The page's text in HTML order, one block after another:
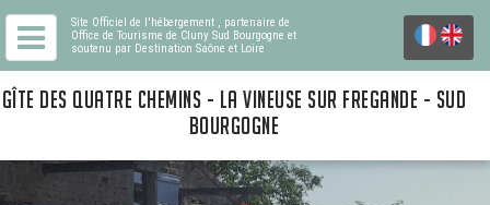
Site Officiel de l'hébergement , partenaire de
Office de Tourisme de Cluny Sud Bourgogne et
soutenu par Destination Saône et Loire
GÎTE DES QUATRE CHEMINS - LA VINEUSE SUR FREGANDE - SUD
BOURGOGNE